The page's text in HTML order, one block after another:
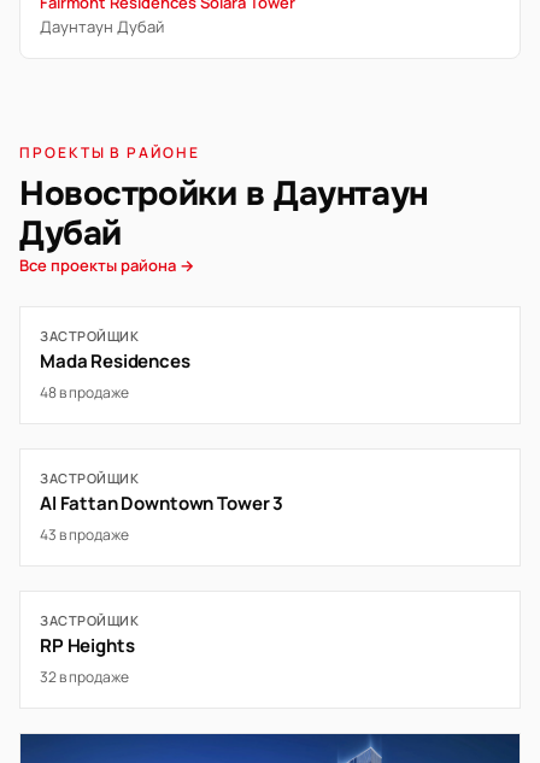
Даунтаун Дубай
ПРОЕКТЫ В РАЙОНЕ
Новостройки в Даунтаун
Дубай
Все проекты района →
ЗАСТРОЙЩИК
Mada Residences
48 в продаже
ЗАСТРОЙЩИК
Al Fattan Downtown Tower 3
43 в продаже
ЗАСТРОЙЩИК
RP Heights
32 в продаже